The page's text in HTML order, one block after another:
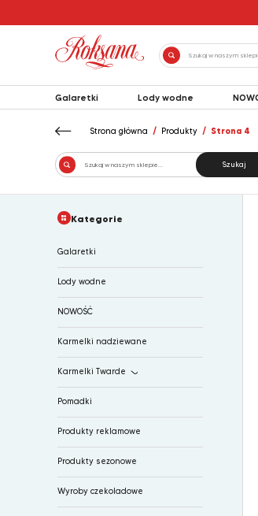
to
Wyszukiwarka
produktów
Galaretki Lody wodne
Strona główna / Produkty / Strona 4
Szukaj
Kategorie
Galaretki
Lody wodne
NOWOŚĆ
Karmelki nadziewane
Karmelki Twarde
Landryny
Lizaki
Pomadki
Produkty reklamowe
Produkty sezonowe
Wyroby czekoladowe